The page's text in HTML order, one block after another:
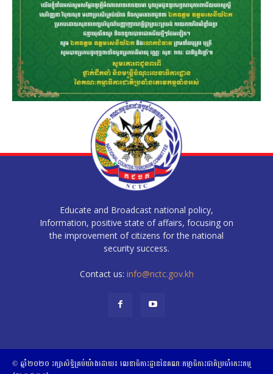
Educate and Broadcast national policy,
Information, positive state of affairs, focusing on
the improvement of citizens for the national
security success.
Contact us: info@nctc.gov.kh
© ឆ្នាំ២០២០​ ​រក្សាសិទ្ធិ​គ្រប់យ៉ាង​ដោយ​៖​ ​លេខាធិការដ្ឋាននៃគណៈកម្មាធិការជាតិប្រចាំភេរវកម្ម